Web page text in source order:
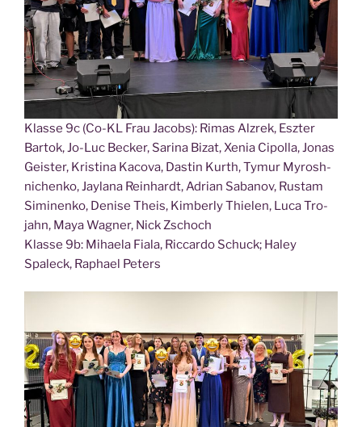
Klas­se 9c (Co-KL Frau Jacobs): Rimas Alz­rek, Esz­ter
Bar­tok, Jo-Luc Becker, Sari­na Bizat, Xenia Cipol­la, Jonas
Geis­ter, Kris­ti­na Kaco­va, Das­tin Kurth, Tymur Myrosh­
ni­chen­ko, Jayla­na Rein­hardt, Adri­an Saba­nov, Rus­tam
Simi­nen­ko, Deni­se Theis, Kim­ber­ly Thie­len, Luca Tro­
jahn, Maya Wag­ner, Nick Zschoch
Klas­se 9b: Mihae­la Fia­la, Ric­car­do Schuck; Haley
Spaleck, Rapha­el Peters